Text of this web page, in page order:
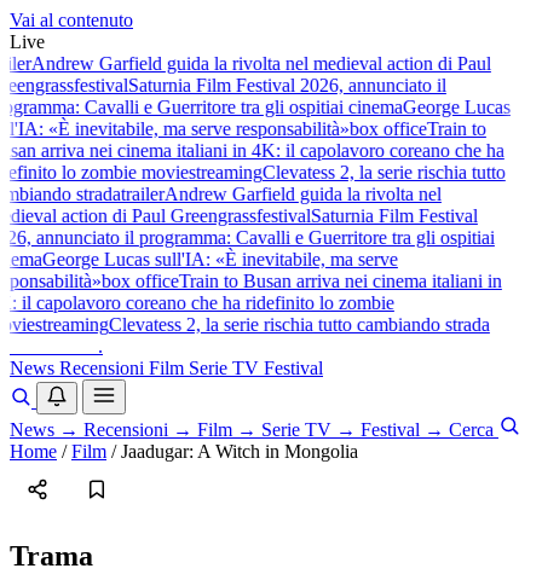
Vai al contenuto
Live
Andrew Garfield guida la rivolta nel medieval action di Paul
festivalSaturnia Film Festival 2026, annunciato il
Cavalli e Guerritore tra gli ospitiai cinemaGeorge Lucas
«È inevitabile, ma serve responsabilità»box officeTrain to
arriva nei cinema italiani in 4K: il capolavoro coreano che ha
lo zombie moviestreamingClevatess 2, la serie rischia tutto
stradatrailerAndrew Garfield guida la rivolta nel
action di Paul GreengrassfestivalSaturnia Film Festival
annunciato il programma: Cavalli e Guerritore tra gli ospitiai
George Lucas sull'IA: «È inevitabile, ma serve
box officeTrain to Busan arriva nei cinema italiani in
il capolavoro coreano che ha ridefinito lo zombie
streamingClevatess 2, la serie rischia tutto cambiando strada
.
News Recensioni Film Serie TV Festival
News → Recensioni → Film → Serie TV → Festival → Cerca
Home / Film / Jaadugar: A Witch in Mongolia
Trama